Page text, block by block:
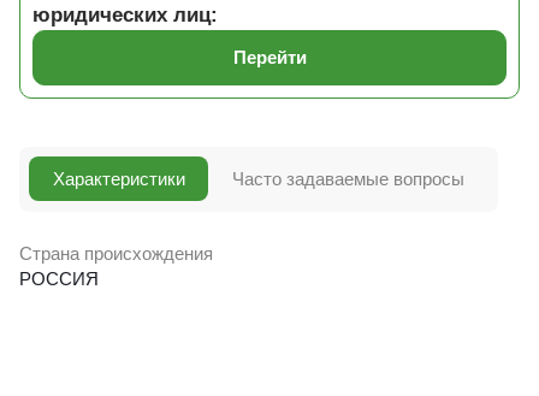
юридических лиц:
Перейти
Характеристики
Страна происхождения
РОССИЯ
Часто задаваемые вопросы